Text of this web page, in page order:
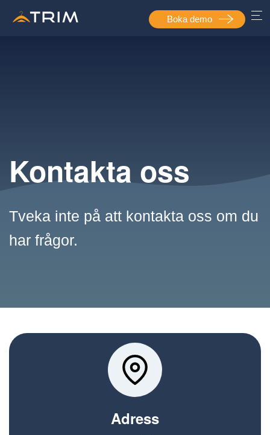
Boka demo
Kontakta oss
Tveka inte på att kontakta oss om du
har frågor.
Adress